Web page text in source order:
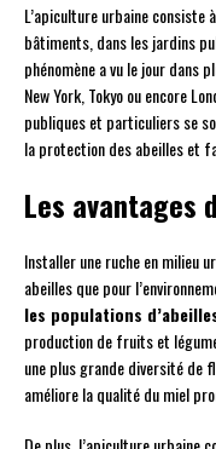
L’apiculture urbaine consiste
bâtiments, dans les jardins
phénomène a vu le jour dans
New York, Tokyo ou encore
publiques et particuliers se
la protection des abeilles et
Les avantages
Installer une ruche en milieu
abeilles que pour
les populations
production de fruits et
une plus grande diversité de
améliore la qualité du miel